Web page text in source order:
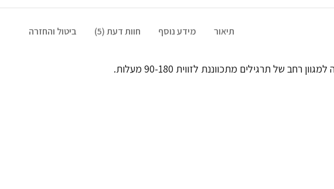
תיאור מידע נוסף חוות דעת (5) ביטול והחזרה
של תרגילים מתכווננת לזווית 90-180 מעלות.